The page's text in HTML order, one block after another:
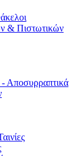
& Πιστωτικών
Αποσυρραπτικά